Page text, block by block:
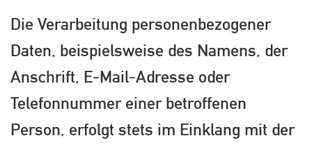
Die Verarbeitung personenbezogener
Daten, beispielsweise des Namens, der
Anschrift, E-Mail-Adresse oder
Telefonnummer einer betroffenen
Person, erfolgt stets im Einklang mit der